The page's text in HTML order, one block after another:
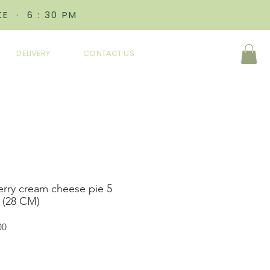
· 6 : 30 PM
DELIVERY CONTACT US
cream cheese pie 5
CM)
ราคา